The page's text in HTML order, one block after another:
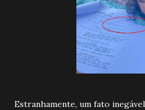
Estranhamente, um fato